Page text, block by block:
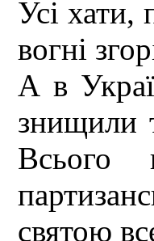
Усі хати,
вогні
А в
знищили
Всього
святою